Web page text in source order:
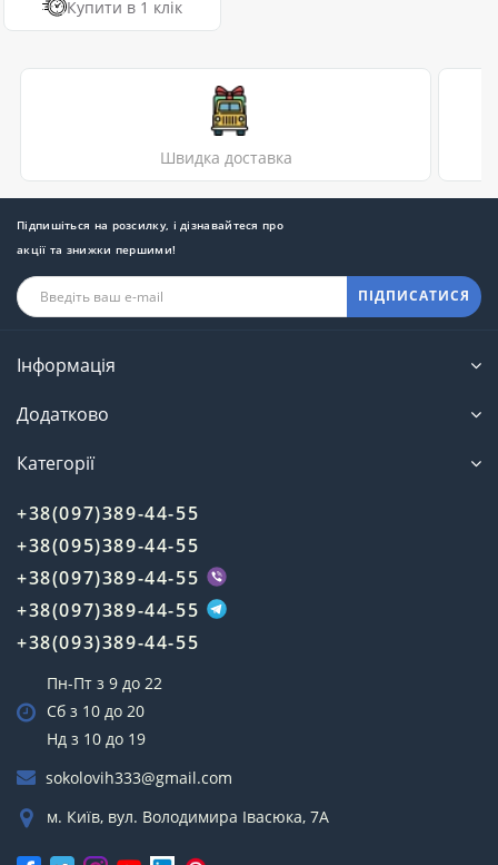
Купити в 1 клік
Швидка доставка
Підпишіться на розсилку, і дізнавайтеся про
акції та знижки першими!
ПІДПИСАТИСЯ
Інформація
Додатково
Категорії
+38(097)389-44-55
+38(095)389-44-55
+38(097)389-44-55
+38(097)389-44-55
+38(093)389-44-55
Пн-Пт з 9 до 22
Сб з 10 до 20
Нд з 10 до 19
sokolovih333@gmail.com
м. Київ, вул. Володимира Івасюка, 7А